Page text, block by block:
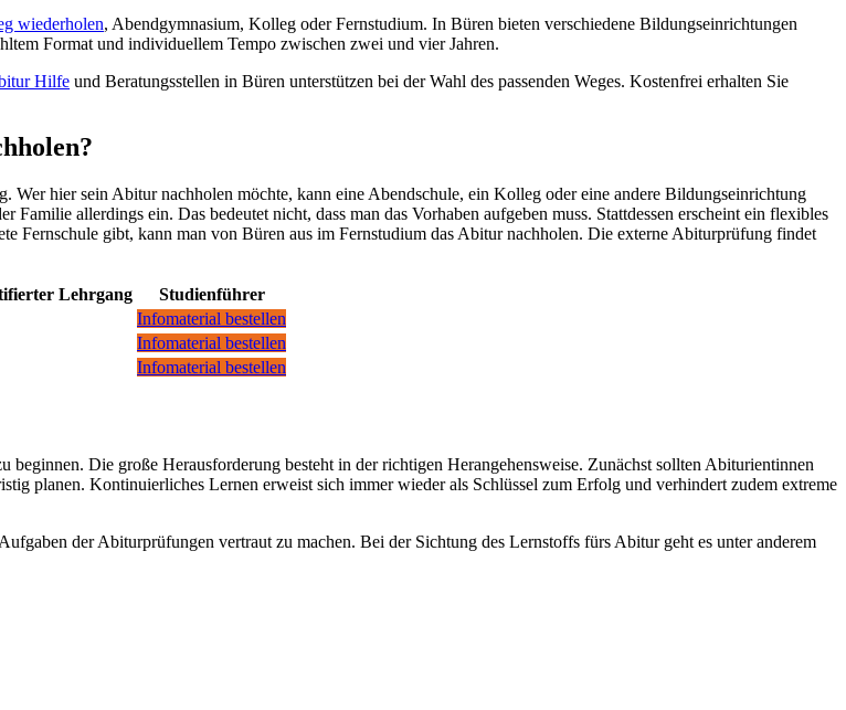
wiederholen, Abendgymnasium, Kolleg oder Fernstudium. In Büren bieten verschiedene Bildungseinrichtungen
Format und individuellem Tempo zwischen zwei und vier Jahren.
Hilfe und Beratungsstellen in Büren unterstützen bei der Wahl des passenden Weges. Kostenfrei erhalten Sie
hier sein Abitur nachholen möchte, kann eine Abendschule, ein Kolleg oder eine andere Bildungseinrichtung
allerdings ein. Das bedeutet nicht, dass man das Vorhaben aufgeben muss. Stattdessen erscheint ein flexibles
Fernschule gibt, kann man von Büren aus im Fernstudium das Abitur nachholen. Die externe Abiturprüfung findet
Lehrgang
Studienführer
Infomaterial bestellen
Infomaterial bestellen
Infomaterial bestellen
Die große Herausforderung besteht in der richtigen Herangehensweise. Zunächst sollten Abiturientinnen
planen. Kontinuierliches Lernen erweist sich immer wieder als Schlüssel zum Erfolg und verhindert zudem extreme
der Abiturprüfungen vertraut zu machen. Bei der Sichtung des Lernstoffs fürs Abitur geht es unter anderem